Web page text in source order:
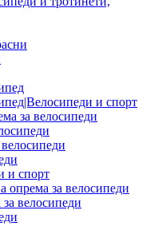
и спорт
за велосипеди
и спорт
опрема за велосипеди
велосипеди